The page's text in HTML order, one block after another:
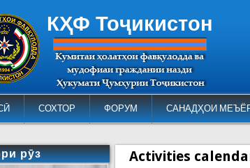
КҲФ Тоҷикистон
СОХТОР ФОРУМ САНАДҲОИ
Activities
рӯз